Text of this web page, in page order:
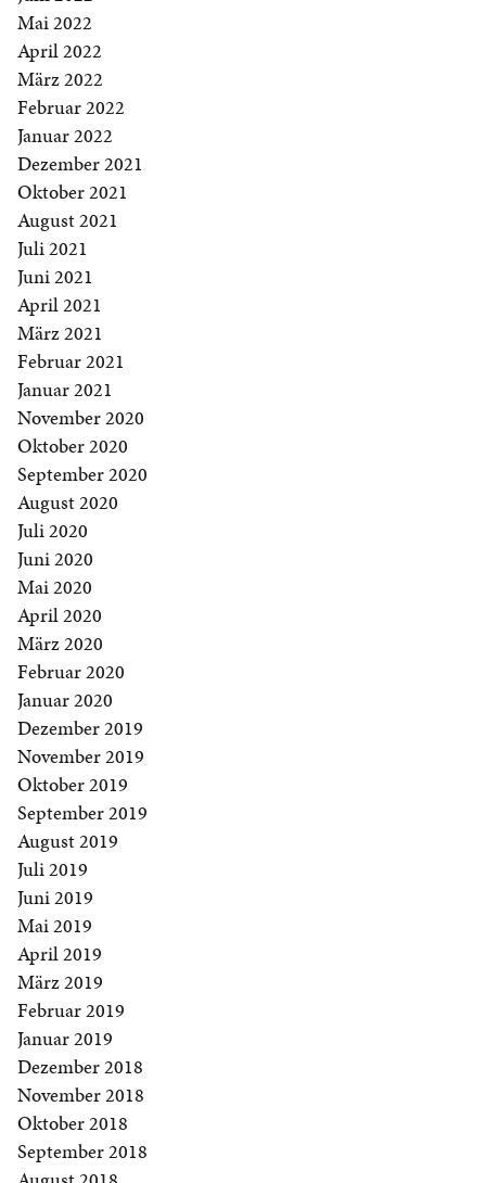
Mai 2022
April 2022
März 2022
Februar 2022
Januar 2022
Dezember 2021
Oktober 2021
August 2021
Juli 2021
Juni 2021
April 2021
März 2021
Februar 2021
Januar 2021
November 2020
Oktober 2020
September 2020
August 2020
Juli 2020
Juni 2020
Mai 2020
April 2020
März 2020
Februar 2020
Januar 2020
Dezember 2019
November 2019
Oktober 2019
September 2019
August 2019
Juli 2019
Juni 2019
Mai 2019
April 2019
März 2019
Februar 2019
Januar 2019
Dezember 2018
November 2018
Oktober 2018
September 2018